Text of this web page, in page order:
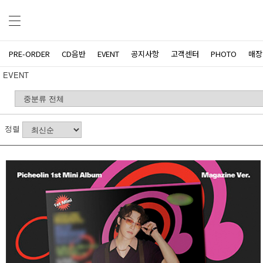
PRE-ORDER CD음반 EVENT 공지사항 고객센터 PHOTO
매
EVENT
정렬